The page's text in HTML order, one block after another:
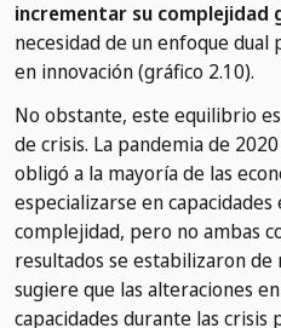
incrementar su complejidad
necesidad de un enfoque
en innovación (gráfico 2.10).
No obstante, este equilibrio
de crisis. La pandemia de
obligó a la mayoría de las
especializarse en
complejidad, pero no ambas
resultados se estabilizaron de
sugiere que las alteraciones
capacidades durante las